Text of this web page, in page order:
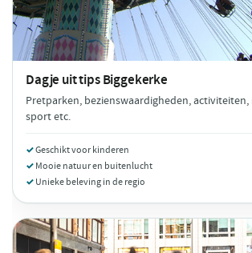
Dagje uit tipsBiggekerke
Pretparken, bezienswaardigheden,
sport etc.
Geschikt voor kinderen
Mooie natuur en buitenlucht
Unieke beleving in de regio